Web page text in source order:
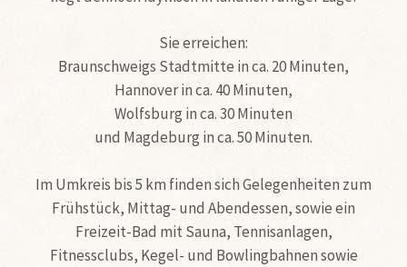
Sie erreichen:
Braunschweigs Stadtmitte in ca. 20 Minuten,
Hannover in ca. 40 Minuten,
Wolfsburg in ca. 30 Minuten
und Magdeburg in ca. 50 Minuten.
Im Umkreis bis 5 km finden sich Gelegenheiten zum
Frühstück, Mittag- und Abendessen, sowie ein
Freizeit-Bad mit Sauna, Tennisanlagen,
Fitnessclubs, Kegel- und Bowlingbahnen sowie